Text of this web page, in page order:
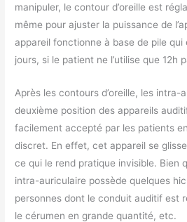
manipuler, le contour d’oreille est
même pour ajuster la puissance de
appareil fonctionne à base de pile qui
jours, si le patient ne l’utilise que 12h
Après les contours d’oreille, les intra-
deuxième position des appareils
facilement accepté par les patients
discret. En effet, cet appareil se glisse
ce qui le rend pratique invisible. Bien
intra-auriculaire possède quelques
personnes dont le conduit auditif est
le cérumen en grande quantité, etc.